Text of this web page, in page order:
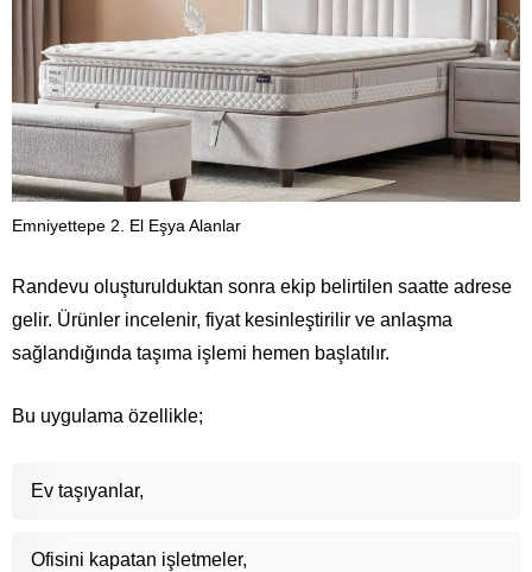
Emniyettepe 2. El Eşya Alanlar
Randevu oluşturulduktan sonra ekip belirtilen saatte adrese
gelir. Ürünler incelenir, fiyat kesinleştirilir ve anlaşma
sağlandığında taşıma işlemi hemen başlatılır.
Bu uygulama özellikle;
Ev taşıyanlar,
Ofisini kapatan işletmeler,